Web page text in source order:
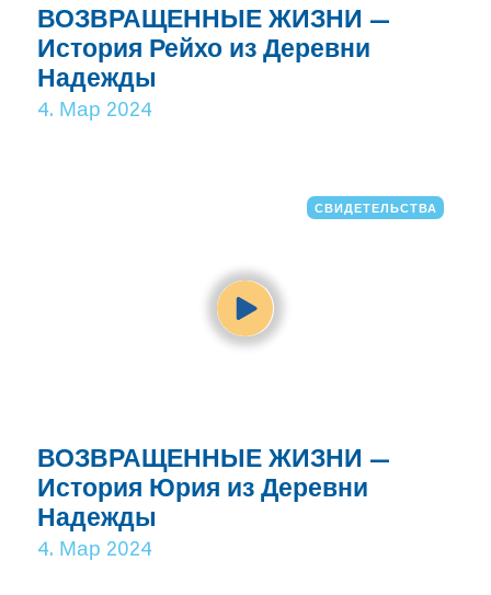
ВОЗВРАЩЕННЫЕ ЖИЗНИ —
История Рейхо из Деревни
Надежды
4. Мар 2024
СВИДЕТЕЛЬСТВА
ВОЗВРАЩЕННЫЕ ЖИЗНИ —
История Юрия из Деревни
Надежды
4. Мар 2024